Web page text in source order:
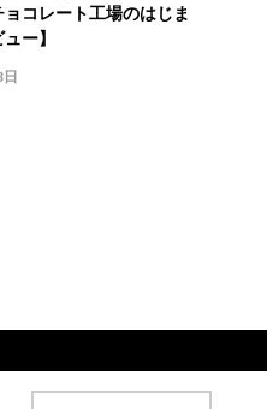
ョコレート工場のはじま
ー】